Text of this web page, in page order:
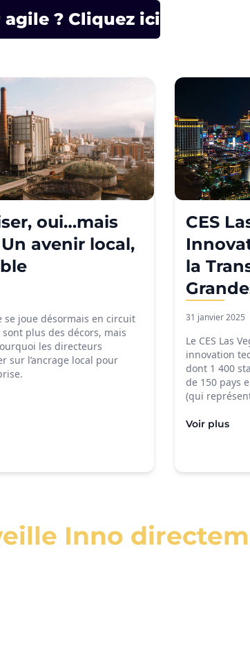
? Cliquez ici
oui…mais
avenir local,
se joue désormais en circuit
plus des décors, mais
les directeurs
sur l’ancrage local pour
CES
la
31 janvier 2025
Le CES Las
innovation
dont 1 400
de 150 pays
(qui
Voir plus
Inno